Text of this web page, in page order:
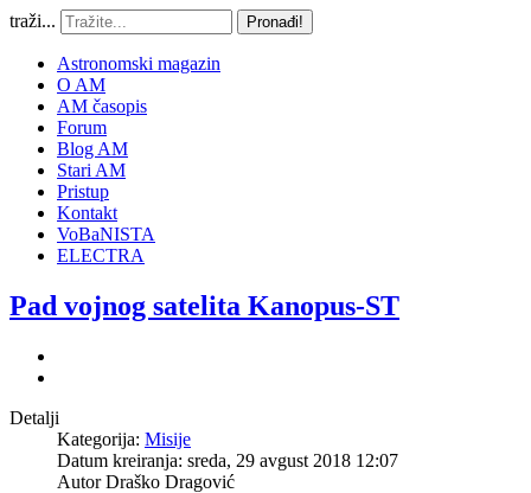
traži... Pronađi!
Astronomski magazin
O AM
AM časopis
Forum
Blog AM
Stari AM
Pristup
Kontakt
VoBaNISTA
ELECTRA
Pad vojnog satelita Kanopus-ST
Detalji
Kategorija: Misije
Datum kreiranja: sreda, 29 avgust 2018 12:07
AutorDraško Dragović